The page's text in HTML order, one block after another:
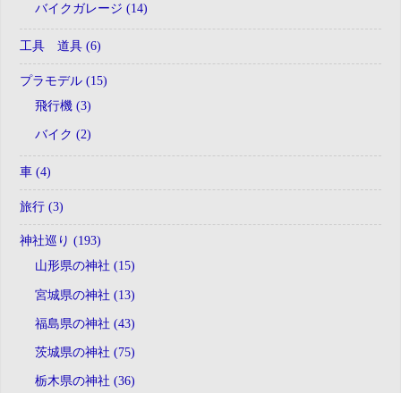
バイクガレージ (14)
工具 道具 (6)
プラモデル (15)
飛行機 (3)
バイク (2)
車 (4)
旅行 (3)
神社巡り (193)
山形県の神社 (15)
宮城県の神社 (13)
福島県の神社 (43)
茨城県の神社 (75)
栃木県の神社 (36)